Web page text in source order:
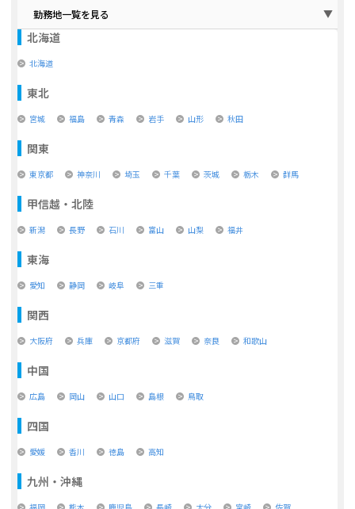
勤務地一覧を見る
北海道
北海道
東北
宮城 福島 青森 岩手 山形 秋田
関東
東京都 神奈川 埼玉 千葉 茨城 栃木 群馬
甲信越・北陸
新潟 長野 石川 富山 山梨 福井
東海
愛知 静岡 岐阜 三重
関西
大阪府 兵庫 京都府 滋賀 奈良 和歌山
中国
広島 岡山 山口 島根 鳥取
四国
愛媛 香川 徳島 高知
九州・沖縄
福岡 熊本 鹿児島 長崎 大分 宮崎 佐賀